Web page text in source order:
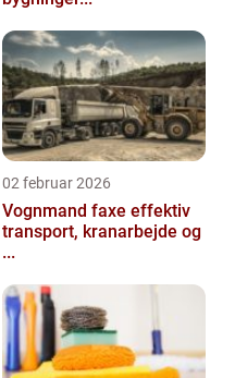
02 februar 2026
Vognmand faxe effektiv
transport, kranarbejde og
...